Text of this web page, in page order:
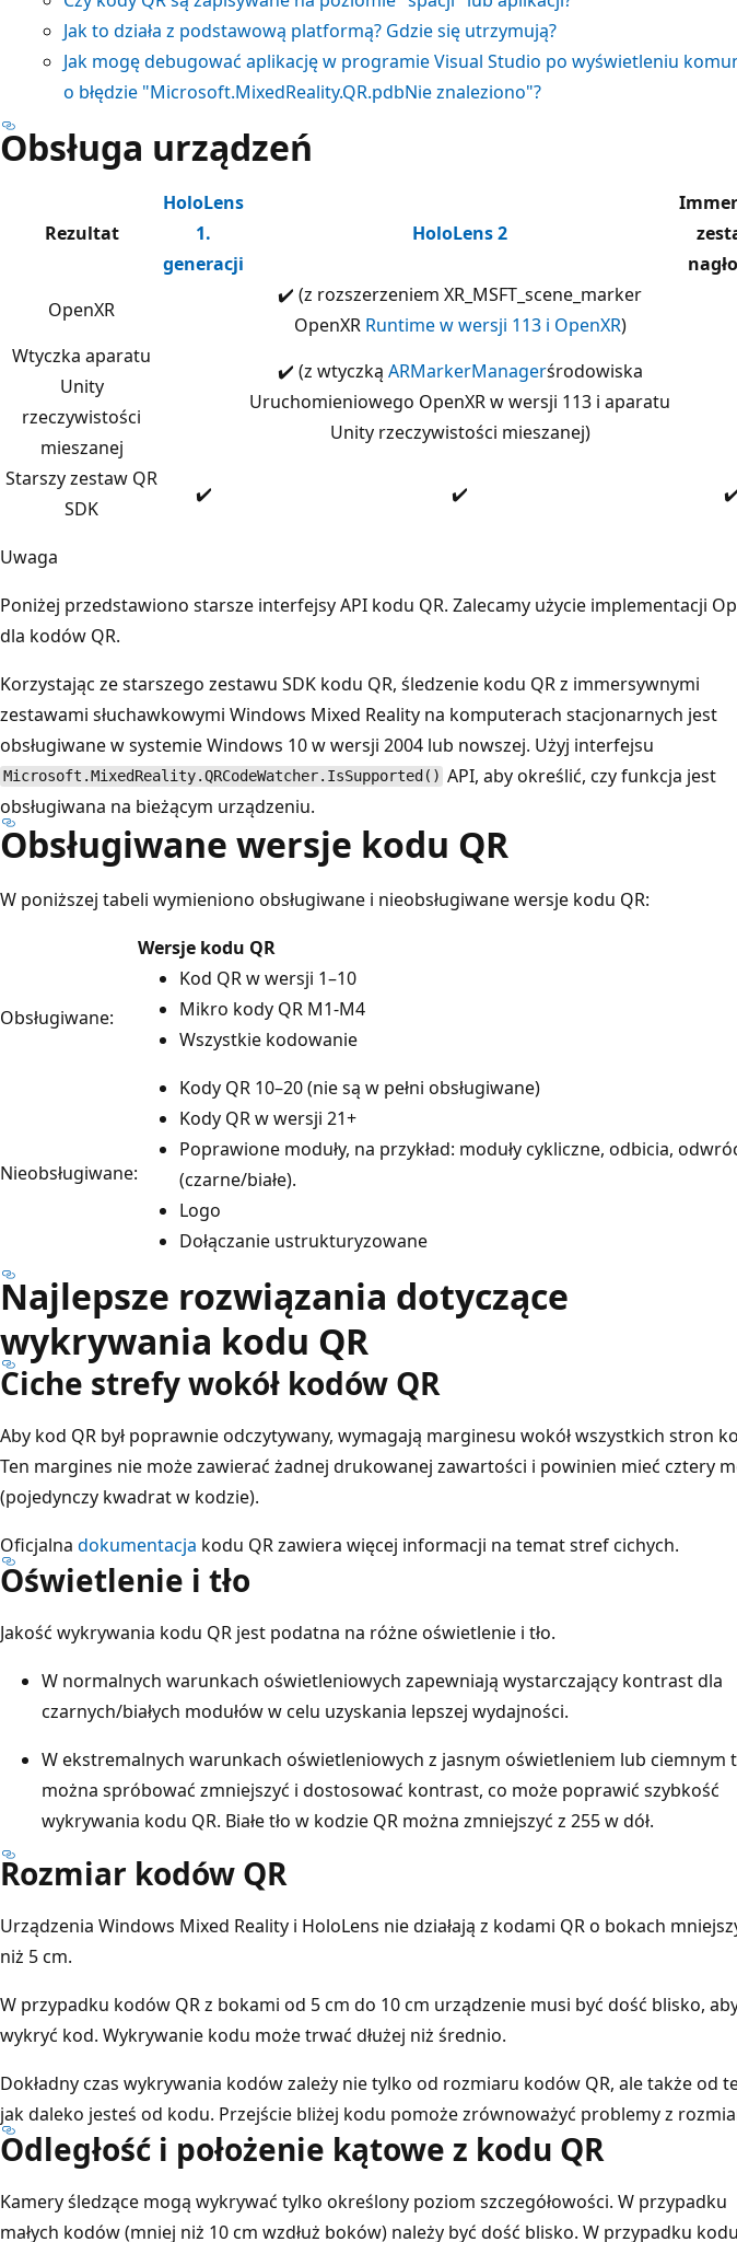
Jak to działa z podstawową platformą? Gdzie się utrzymują?
Jak mogę debugować aplikację w programie Visual Studio po wyświetleniu
o błędzie "Microsoft.MixedReality.QR.pdbNie znaleziono"?
Obsługa urządzeń
Rezultat
HoloLens
1.
generacji
HoloLens 2
OpenXR
✔️ (z rozszerzeniem XR_MSFT_scene_marker
OpenXRRuntime w wersji 113 i OpenXR)
Wtyczka aparatu
Unity
rzeczywistości
mieszanej
✔️ (z wtyczką ARMarkerManagerśrodowiska
Uruchomieniowego OpenXR w wersji 113 i aparatu
Unity rzeczywistości mieszanej)
Starszy zestaw QR
SDK
✔️ ✔️
Uwaga
Poniżej przedstawiono starsze interfejsy API kodu QR. Zalecamy użycie implementacji
dla kodów QR.
Korzystając ze starszego zestawu SDK kodu QR, śledzenie kodu QR z immersywnymi
zestawami słuchawkowymi Windows Mixed Reality na komputerach stacjonarnych jest
obsługiwane w systemie Windows 10 w wersji 2004 lub nowszej. Użyj interfejsu
Microsoft.MixedReality.QRCodeWatcher.IsSupported() API, aby określić, czy funkcja jest
obsługiwana na bieżącym urządzeniu.
Obsługiwane wersje kodu QR
W poniższej tabeli wymieniono obsługiwane i nieobsługiwane wersje kodu QR:
Wersje kodu QR
Obsługiwane:
Kod QR w wersji 1–10
Mikro kody QR M1-M4
Wszystkie kodowanie
Nieobsługiwane:
Kody QR 10–20 (nie są w pełni obsługiwane)
Kody QR w wersji 21+
Poprawione moduły, na przykład: moduły cykliczne, odbicia,
(czarne/białe).
Logo
Dołączanie ustrukturyzowane
Najlepsze rozwiązania dotyczące
wykrywania kodu QR
Ciche strefy wokół kodów QR
Aby kod QR był poprawnie odczytywany, wymagają marginesu wokół wszystkich stron
Ten margines nie może zawierać żadnej drukowanej zawartości i powinien mieć cztery
(pojedynczy kwadrat w kodzie).
Oficjalna dokumentacja kodu QR zawiera więcej informacji na temat stref cichych.
Oświetlenie i tło
Jakość wykrywania kodu QR jest podatna na różne oświetlenie i tło.
W normalnych warunkach oświetleniowych zapewniają wystarczający kontrast dla
czarnych/białych modułów w celu uzyskania lepszej wydajności.
W ekstremalnych warunkach oświetleniowych z jasnym oświetleniem lub ciemnym
można spróbować zmniejszyć i dostosować kontrast, co może poprawić szybkość
wykrywania kodu QR. Białe tło w kodzie QR można zmniejszyć z 255 w dół.
Rozmiar kodów QR
Urządzenia Windows Mixed Reality i HoloLens nie działają z kodami QR o bokach
niż 5 cm.
W przypadku kodów QR z bokami od 5 cm do 10 cm urządzenie musi być dość blisko,
wykryć kod. Wykrywanie kodu może trwać dłużej niż średnio.
Dokładny czas wykrywania kodów zależy nie tylko od rozmiaru kodów QR, ale także od
jak daleko jesteś od kodu. Przejście bliżej kodu pomoże zrównoważyć problemy z
Odległość i położenie kątowe z kodu QR
Kamery śledzące mogą wykrywać tylko określony poziom szczegółowości. W przypadku
małych kodów (mniej niż 10 cm wzdłuż boków) należy być dość blisko. W przypadku